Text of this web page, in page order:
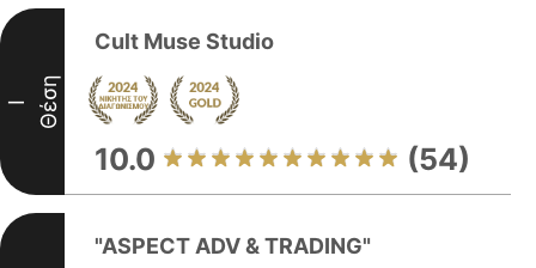
I Θέση
Cult Muse Studio
10.0 (54)
"ASPECT ADV & TRADING"